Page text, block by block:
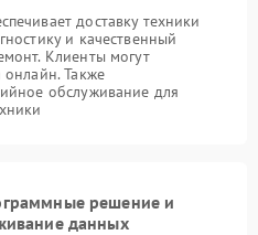
доставку техники
и качественный
Клиенты могут
онлайн. Также
обслуживание для
решение и
данных